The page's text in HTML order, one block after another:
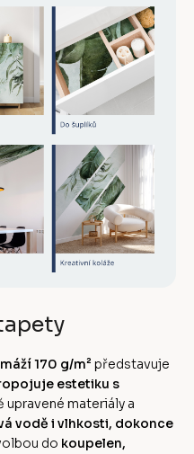
170 g/m² představuje
estetiku s
upravené materiály a
vodě i vlhkosti, dokonce
do koupelen,